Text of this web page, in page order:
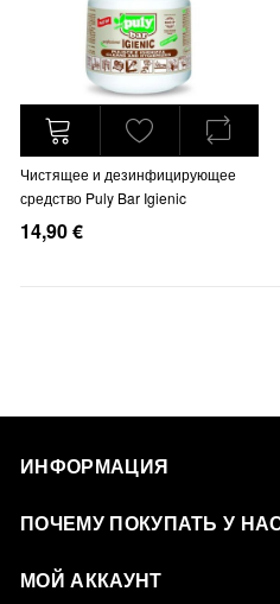
Чистящее и дезинфицирующее
средство Puly Bar Igienic
14,90 €
ИНФОРМАЦИЯ
ПОЧЕМУ ПОКУПАТЬ У
МОЙ АККАУНТ